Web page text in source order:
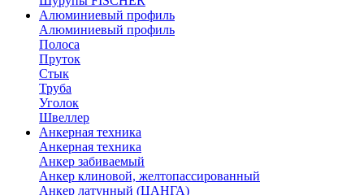
Алюминиевый профиль
Алюминиевый профиль
Полоса
Пруток
Стык
Труба
Уголок
Швеллер
Анкерная техника
Анкерная техника
Анкер забиваемый
Анкер клиновой, желтопассированный
Анкер латунный (ЦАНГА)